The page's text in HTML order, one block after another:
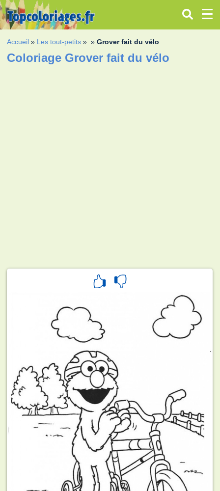
Accueil » Les tout-petits » »Grover fait du vélo
Coloriage Grover fait du vélo